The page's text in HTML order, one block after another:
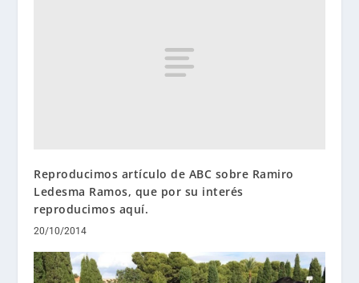
Reproducimos artículo de ABC sobre Ramiro
Ledesma Ramos, que por su interés
reproducimos aquí.
20/10/2014